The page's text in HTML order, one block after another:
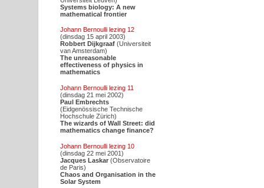
Systems biology: A new
mathematical frontier
Johann Bernoulli lezing 12
(dinsdag 15 april 2003)
Robbert Dijkgraaf (Universiteit
van Amsterdam)
The unreasonable
effectiveness of physics in
mathematics
Johann Bernoulli lezing 11
(dinsdag 21 mei 2002)
Paul Embrechts
(Eidgenössische Technische
Hochschule Zürich)
The wizards of Wall Street: did
mathematics change finance?
Johann Bernoulli lezing 10
(dinsdag 22 mei 2001)
Jacques Laskar(Observatoire
de Paris)
Chaos and Organisation in the
Solar System